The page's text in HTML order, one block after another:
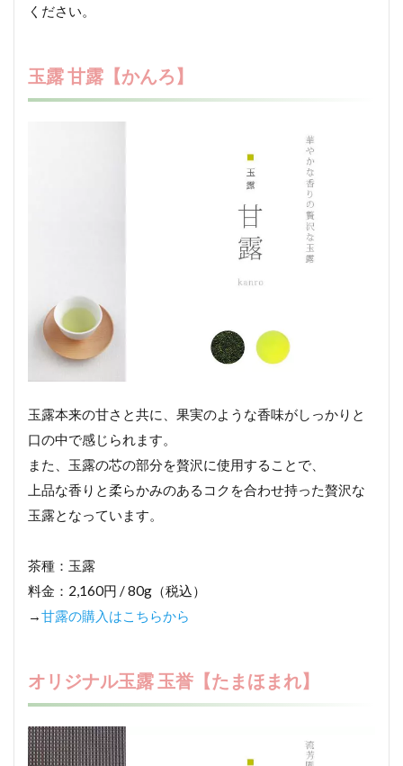
ください。
玉露 甘露【かんろ】
玉露本来の甘さと共に、果実のような香味がしっかりと
口の中で感じられます。
また、玉露の芯の部分を贅沢に使用することで、
上品な香りと柔らかみのあるコクを合わせ持った贅沢な
玉露となっています。
茶種：玉露
料金：2,160円 / 80g（税込）
→甘露の購入はこちらから
オリジナル玉露 玉誉【たまほまれ】